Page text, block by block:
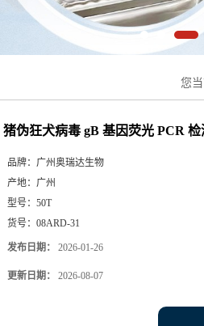
您
猪伪狂犬病毒 gB 基因荧光 PCR
品牌： 广州奥瑞达生物
产地： 广州
型号： 50T
货号： 08ARD-31
发布日期： 2026-01-26
更新日期： 2026-08-07